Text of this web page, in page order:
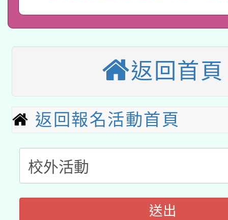
業成長研習」實施計畫
師專業成長研習實施計
方素養工作坊新北場」
族語言臺北學習中心
「族語學習班」招生簡
轉知有關國立成功大學
文教學共融平台-教案
件」活動簡章
教育部國民及學前教
年度COVID-19疫苗接
接種對象擴大為「滿6
接種之民眾」措施，延
月28日止
轉知經濟部水利署委託
業技術研究院辦理「
用水績優單位及節水達
動」
115年8月22日(星期六
桃園市孔廟祈福系列
開 智慧啟航」
2026年桃園地景藝術
「2026桃園藝術巡演
關事宜
轉知教育部國民及學前
國立臺灣師範大學辦
函轉國家教育研究院
返回首頁
返回報名活動首頁
送出